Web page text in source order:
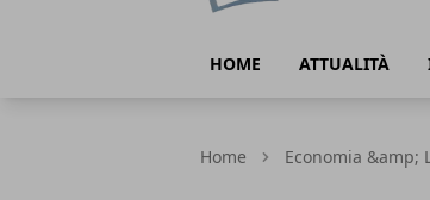
HOME ATTUALITÀ
Home Economia &amp;